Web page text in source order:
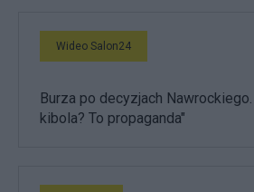
Wideo Salon24
Burza po decyzjach Nawrockiego.
kibola? To propaganda"